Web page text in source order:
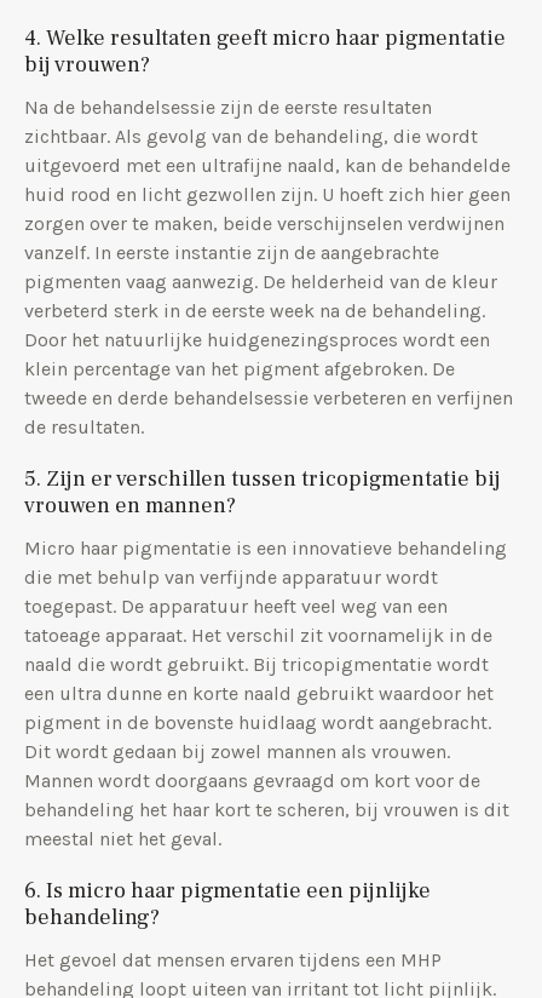
4. Welke resultaten geeft micro haar pigmentatie
bij vrouwen?
Na de behandelsessie zijn de eerste resultaten
zichtbaar. Als gevolg van de behandeling, die wordt
uitgevoerd met een ultrafijne naald, kan de behandelde
huid rood en licht gezwollen zijn. U hoeft zich hier geen
zorgen over te maken, beide verschijnselen verdwijnen
vanzelf. In eerste instantie zijn de aangebrachte
pigmenten vaag aanwezig. De helderheid van de kleur
verbeterd sterk in de eerste week na de behandeling.
Door het natuurlijke huidgenezingsproces wordt een
klein percentage van het pigment afgebroken. De
tweede en derde behandelsessie verbeteren en verfijnen
de resultaten.
5. Zijn er verschillen tussen tricopigmentatie bij
vrouwen en mannen?
Micro haar pigmentatie is een innovatieve behandeling
die met behulp van verfijnde apparatuur wordt
toegepast. De apparatuur heeft veel weg van een
tatoeage apparaat. Het verschil zit voornamelijk in de
naald die wordt gebruikt. Bij tricopigmentatie wordt
een ultra dunne en korte naald gebruikt waardoor het
pigment in de bovenste huidlaag wordt aangebracht.
Dit wordt gedaan bij zowel mannen als vrouwen.
Mannen wordt doorgaans gevraagd om kort voor de
behandeling het haar kort te scheren, bij vrouwen is dit
meestal niet het geval.
6. Is micro haar pigmentatie een pijnlijke
behandeling?
Het gevoel dat mensen ervaren tijdens een MHP
behandeling loopt uiteen van irritant tot licht pijnlijk.